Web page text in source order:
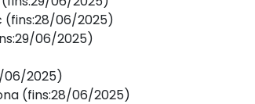
(fins:28/06/2025)
06/2025)
06/2025)
(fins:28/06/2025)